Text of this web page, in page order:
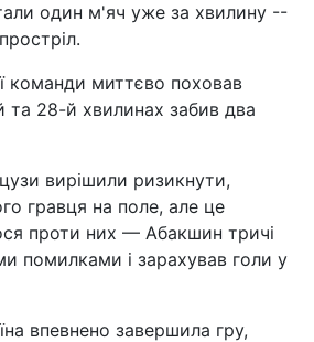
один м'яч уже за хвилину --
команди миттєво поховав
28-й хвилинах забив два
вирішили ризикнути,
гравця на поле, але це
проти них — Абакшин тричі
помилками і зарахував голи у
впевнено завершила гру,